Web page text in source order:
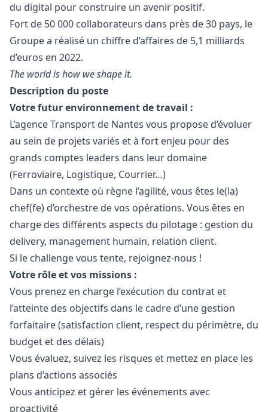
du digital pour construire un avenir positif.
Fort de 50 000 collaborateurs dans près de 30 pays, le
Groupe a réalisé un chiffre d’affaires de 5,1 milliards
d’euros en 2022.
The world is how we shape it.
Description du poste
Votre futur environnement de travail :
L’agence Transport de Nantes vous propose d’évoluer
au sein de projets variés et à fort enjeu pour des
grands comptes leaders dans leur domaine
(Ferroviaire, Logistique, Courrier…)
Dans un contexte où règne l’agilité, vous êtes le(la)
chef(fe) d’orchestre de vos opérations. Vous êtes en
charge des différents aspects du pilotage : gestion du
delivery, management humain, relation client.
Si le challenge vous tente, rejoignez-nous !
Votre rôle et vos missions :
Vous prenez en charge l’exécution du contrat et
l’atteinte des objectifs dans le cadre d’une gestion
forfaitaire (satisfaction client, respect du périmètre, du
budget et des délais)
Vous évaluez, suivez les risques et mettez en place les
plans d’actions associés
Vous anticipez et gérer les événements avec
proactivité